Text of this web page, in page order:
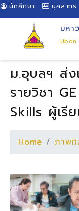
นักศึกษา บุคลากร
มหา
ม.อุบลฯ ส่ง
รายวิชา
Skills ผู้เรี
Home ภาพกิ